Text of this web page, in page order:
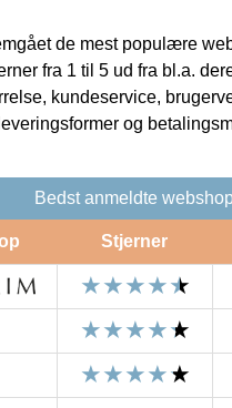
de mest populære
fra 1 til 5 ud fra bl.a.
kundeservice,
og
Bedst anmeldte
Stjerner